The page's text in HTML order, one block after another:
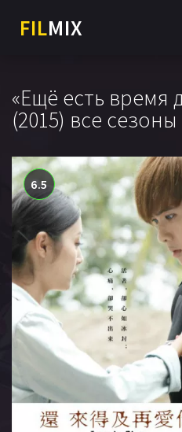
FILMIX
«Ещё есть время
(2015) все
6.5